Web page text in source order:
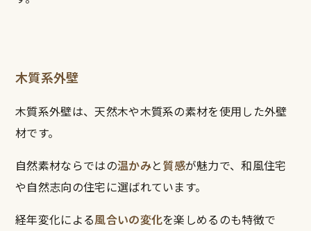
木質系外壁
木質系外壁は、天然木や木質系の素材を使用した外壁
材です。
自然素材ならではの温かみと質感が魅力で、和風住宅
や自然志向の住宅に選ばれています。
経年変化による風合いの変化を楽しめるのも特徴で